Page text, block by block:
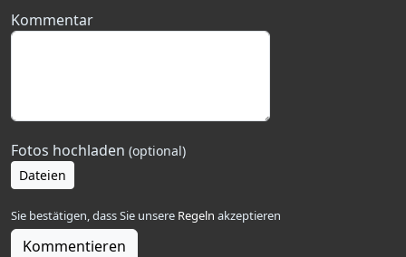
Kommentar
Fotos hochladen (optional)
Dateien
Sie bestätigen, dass Sie unsere Regeln akzeptieren
Kommentieren